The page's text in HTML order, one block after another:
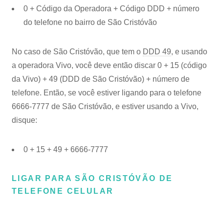
0 + Código da Operadora + Código DDD + número
do telefone no bairro de São Cristóvão
No caso de São Cristóvão, que tem o DDD 49, e usando
a operadora Vivo, você deve então discar 0 + 15 (código
da Vivo) + 49 (DDD de São Cristóvão) + número de
telefone. Então, se você estiver ligando para o telefone
6666-7777 de São Cristóvão, e estiver usando a Vivo,
disque:
0 + 15 + 49 + 6666-7777
LIGAR PARA SÃO CRISTÓVÃO DE
TELEFONE CELULAR